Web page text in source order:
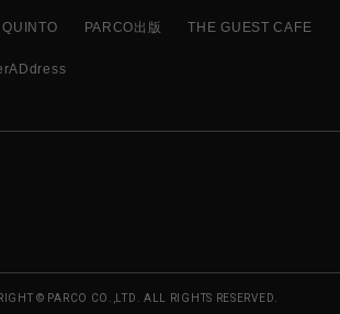
PARCO出版 THE GUEST CAFE
© PARCO CO.,LTD. ALL RIGHTS RESERVED.